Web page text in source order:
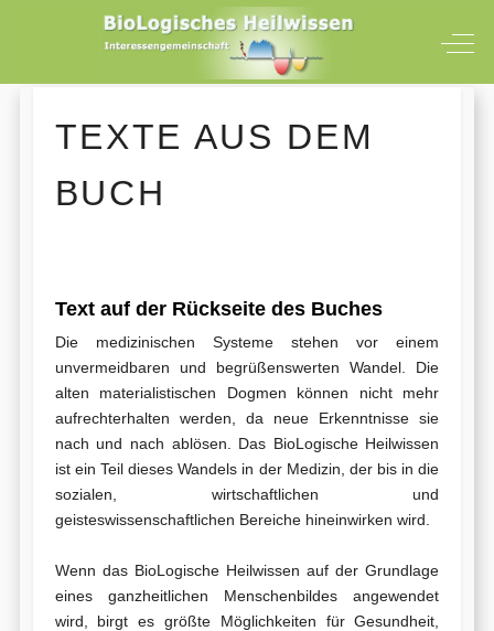
Off-
TEXTE AUS DEM
BUCH
Text auf der Rückseite des Buches
Die medizinischen Systeme stehen vor einem
unvermeidbaren und begrüßenswerten Wandel. Die
alten materialistischen Dogmen können nicht mehr
aufrechterhalten werden, da neue Erkenntnisse sie
nach und nach ablösen. Das BioLogische Heilwissen
ist ein Teil dieses Wandels in der Medizin, der bis in die
sozialen, wirtschaftlichen und
geisteswissenschaftlichen Bereiche hineinwirken wird.
Wenn das BioLogische Heilwissen auf der Grundlage
eines ganzheitlichen Menschenbildes angewendet
wird, birgt es größte Möglichkeiten für Gesundheit,